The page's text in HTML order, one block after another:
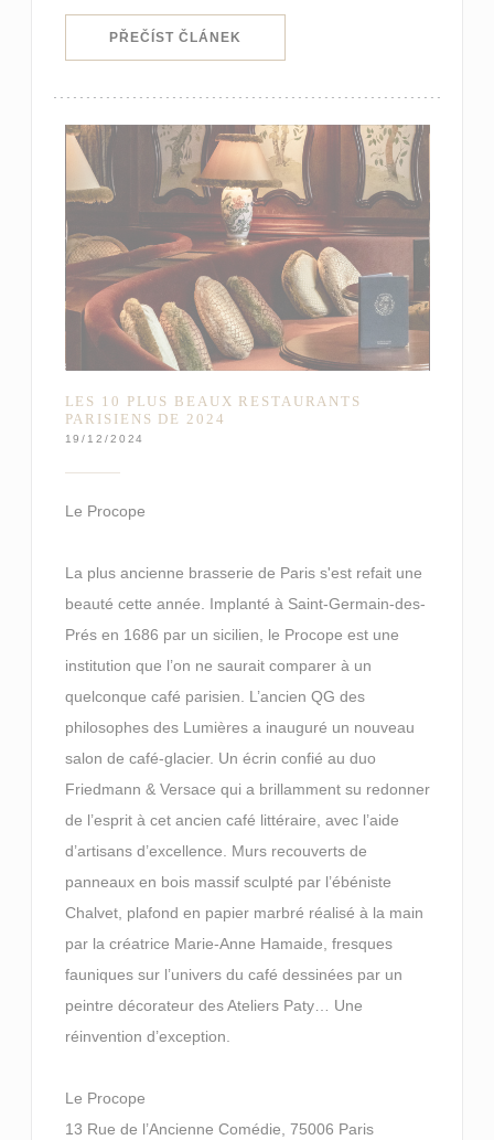
PŘEČÍST ČLÁNEK
LES 10 PLUS BEAUX RESTAURANTS
PARISIENS DE 2024
19/12/2024
Le Procope
La plus ancienne brasserie de Paris s'est refait une
beauté cette année. Implanté à Saint-Germain-des-
Prés en 1686 par un sicilien, le Procope est une
institution que l’on ne saurait comparer à un
quelconque café parisien. L’ancien QG des
philosophes des Lumières a inauguré un nouveau
salon de café-glacier. Un écrin confié au duo
Friedmann & Versace qui a brillamment su redonner
de l’esprit à cet ancien café littéraire, avec l’aide
d’artisans d’excellence. Murs recouverts de
panneaux en bois massif sculpté par l’ébéniste
Chalvet, plafond en papier marbré réalisé à la main
par la créatrice Marie-Anne Hamaide, fresques
fauniques sur l’univers du café dessinées par un
peintre décorateur des Ateliers Paty… Une
réinvention d’exception.
Le Procope
13 Rue de l’Ancienne Comédie, 75006 Paris